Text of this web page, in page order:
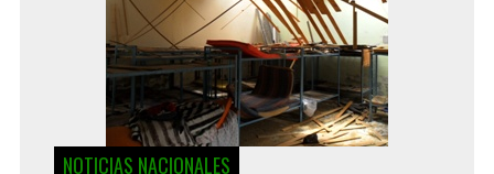
NOTICIAS NACIONALES